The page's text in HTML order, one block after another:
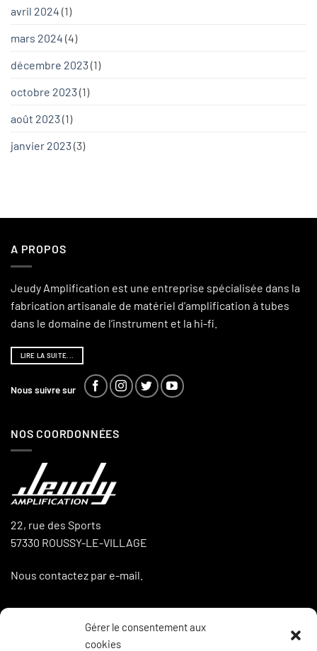
Gérer le consentement aux
cookies
avril 2024 (1)
mars 2024 (4)
décembre 2023(1)
octobre 2023(1)
août 2023(1)
janvier 2023(3)
A PROPOS
Jeudy Amplification est une entreprise spécialisée dans la
fabrication artisanale de matériel d’amplification à tubes
dans le domaine de l’instrument et la hi-fi.
LIRE LA SUITE...
Nous suivre sur
NOS COORDONNÉES
22, rue des Sports
57330 ROUSSY-LE-VILLAGE
Nous contactez par e-mail.